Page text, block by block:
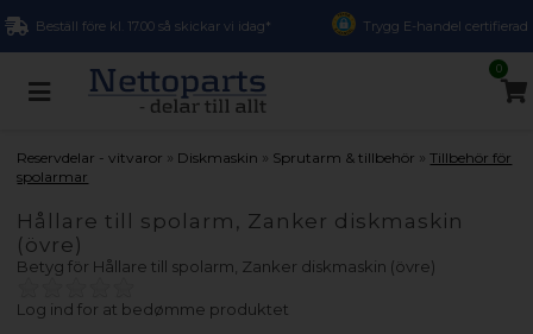
Beställ före kl. 17.00 så skickar vi idag* Trygg E-handel certifierad
0
Reservdelar - vitvaror » Diskmaskin » Sprutarm & tillbehör »Tillbehör för
spolarmar
Hållare till spolarm, Zanker diskmaskin
(övre)
Betyg för Hållare till spolarm, Zanker diskmaskin (övre)
Log ind for at bedømme produktet